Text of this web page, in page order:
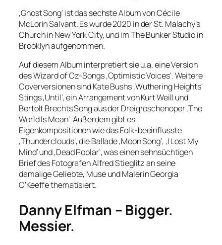
‚Ghost Song‘ ist das sechste Album von Cécile
McLorin Salvant. Es wurde 2020 in der St. Malachy’s
Church in New York City, und im The Bunker Studio in
Brooklyn aufgenommen.
Auf diesem Album interpretiert sie u.a. eine Version
des Wizard of Oz-Songs ‚Optimistic Voices‘. Weitere
Coverversionen sind Kate Bushs ‚Wuthering Heights‘
Stings ‚Until‘, ein Arrangement von Kurt Weill und
Bertolt Brechts Song aus der Dreigroschenoper ‚The
World Is Mean‘. Außerdem gibt es
Eigenkompositionen wie das Folk-beeinflusste
‚Thunderclouds‘, die Ballade ‚Moon Song‘, ‚I Lost My
Mind‘ und ‚Dead Poplar‘, was einen sehnsüchtigen
Brief des Fotografen Alfred Stieglitz an seine
damalige Geliebte, Muse und Malerin Georgia
O’Keeffe thematisiert.
Danny Elfman – Bigger.
Messier.